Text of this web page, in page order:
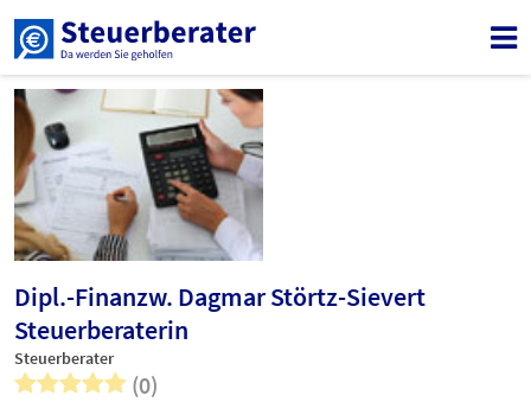
Dipl.-Finanzw. Dagmar Störtz-Sievert
Steuerberaterin
Steuerberater
(0)